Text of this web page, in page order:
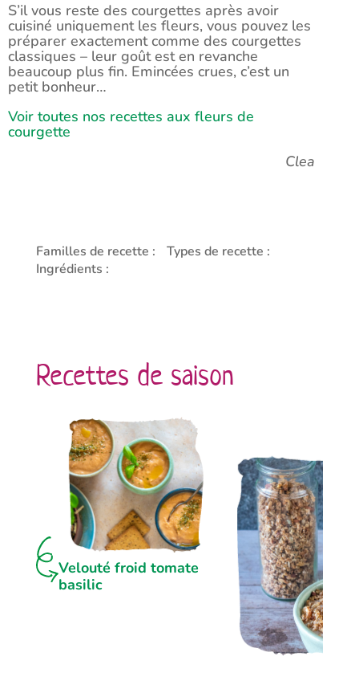
S’il vous reste des courgettes après avoir
cuisiné uniquement les fleurs, vous pouvez les
préparer exactement comme des courgettes
classiques – leur goût est en revanche
beaucoup plus fin. Emincées crues, c’est un
petit bonheur…
Voir toutes nos recettes aux fleurs de
courgette
Clea
Familles de recette :
Types de recette :
Ingrédients :
Recettes de saison
Velouté froid tomate
basilic